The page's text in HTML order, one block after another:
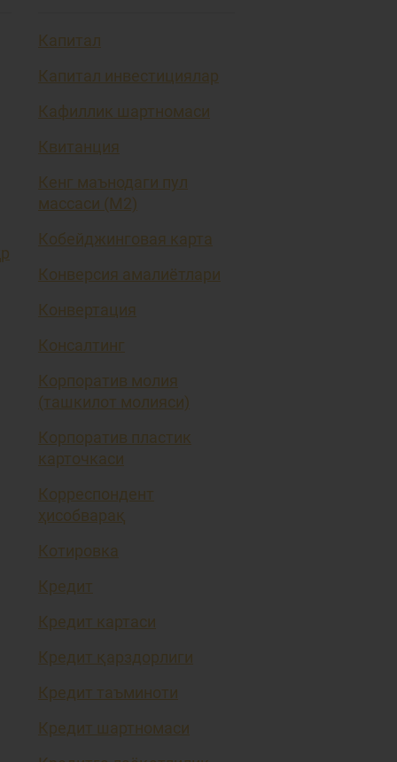
Капитал
Капитал инвестициялар
Кафиллик шартномаси
Квитанция
Кенг маънодаги пул
массаси (М2)
Кобейджинговая карта
Конверсия амалиётлари
Конвертация
Консалтинг
Корпоратив молия
(ташкилот молияси)
Корпоратив пластик
карточкаси
Корреспондент
ҳисобварақ
Котировка
Кредит
Кредит картаси
Кредит қарздорлиги
Кредит таъминоти
Кредит шартномаси